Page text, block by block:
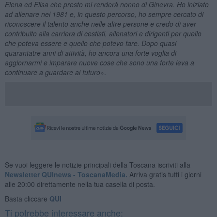
Elena ed Elisa che presto mi renderà nonno di Ginevra. Ho iniziato
ad allenare nel 1981 e, in questo percorso, ho sempre cercato di
riconoscere il talento anche nelle altre persone e credo di aver
contribuito alla carriera di cestisti, allenatori e dirigenti per quello
che poteva essere e quello che potevo fare. Dopo quasi
quarantatre anni di attività, ho ancora una forte voglia di
aggiornarmi e imparare nuove cose che sono una forte leva a
continuare a guardare al futuro».
Se vuoi leggere le notizie principali della Toscana iscriviti alla
Newsletter QUInews - ToscanaMedia. Arriva gratis tutti i giorni
alle 20:00 direttamente nella tua casella di posta.
Basta cliccare QUI
Ti potrebbe interessare anche: